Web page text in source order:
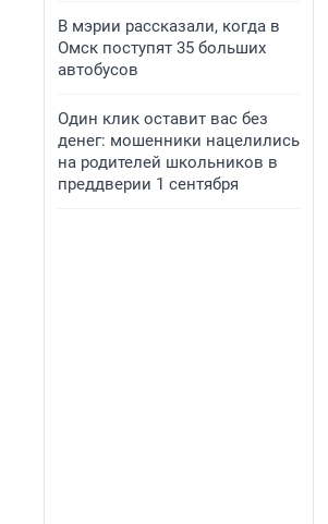
В мэрии рассказали, когда в
Омск поступят 35 больших
автобусов
Один клик оставит вас без
денег: мошенники нацелились
на родителей школьников в
преддверии 1 сентября